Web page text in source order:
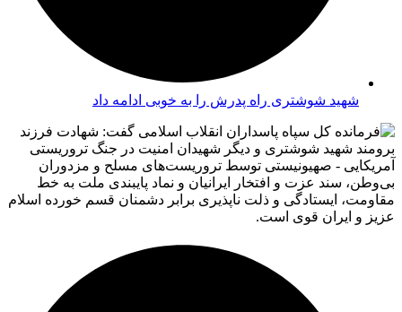
شهید شوشتری راه پدرش را به خوبی ادامه داد